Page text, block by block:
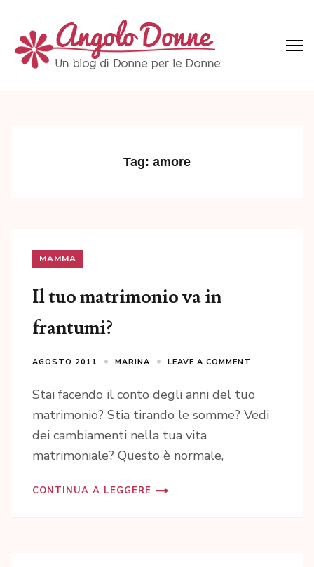
content
(Press
Tag: amore
MAMMA
Il tuo matrimonio va in
frantumi?
AGOSTO 2011 MARINA LEAVE A COMMENT
Stai facendo il conto degli anni del tuo
matrimonio? Stia tirando le somme? Vedi
dei cambiamenti nella tua vita
matrimoniale? Questo è normale,
CONTINUA A LEGGERE